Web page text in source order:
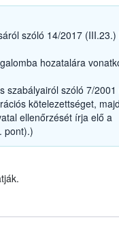
szóló 14/2017 (III.23.)
hozatalára
szóló 7/2001
kötelezettséget,
ellenőrzését írja elő a
pont).)